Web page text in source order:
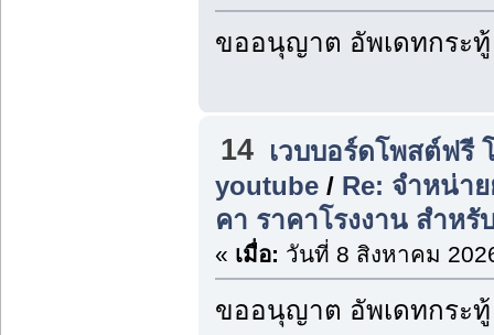
ขออนุญาต อัพเดทกระทู้
14 เวบบอร์ดโพสต์ฟรี
youtube/ Re: จำหน่า
คา ราคาโรงงาน สำห
« เมื่อ: วันที่ 8 สิงหาคม
ขออนุญาต อัพเดทกระทู้